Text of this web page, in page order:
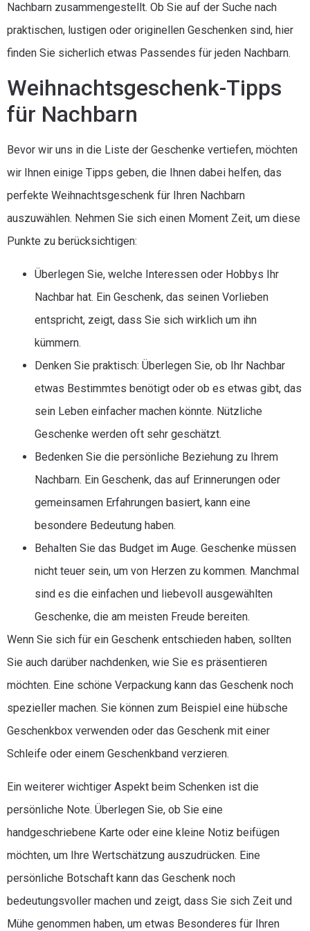
Nachbarn zusammengestellt. Ob Sie auf der Suche nach
praktischen, lustigen oder originellen Geschenken sind, hier
finden Sie sicherlich etwas Passendes für jeden Nachbarn.
Weihnachtsgeschenk-Tipps
für Nachbarn
Bevor wir uns in die Liste der Geschenke vertiefen, möchten
wir Ihnen einige Tipps geben, die Ihnen dabei helfen, das
perfekte Weihnachtsgeschenk für Ihren Nachbarn
auszuwählen. Nehmen Sie sich einen Moment Zeit, um diese
Punkte zu berücksichtigen:
Überlegen Sie, welche Interessen oder Hobbys Ihr
Nachbar hat. Ein Geschenk, das seinen Vorlieben
entspricht, zeigt, dass Sie sich wirklich um ihn
kümmern.
Denken Sie praktisch: Überlegen Sie, ob Ihr Nachbar
etwas Bestimmtes benötigt oder ob es etwas gibt, das
sein Leben einfacher machen könnte. Nützliche
Geschenke werden oft sehr geschätzt.
Bedenken Sie die persönliche Beziehung zu Ihrem
Nachbarn. Ein Geschenk, das auf Erinnerungen oder
gemeinsamen Erfahrungen basiert, kann eine
besondere Bedeutung haben.
Behalten Sie das Budget im Auge. Geschenke müssen
nicht teuer sein, um von Herzen zu kommen. Manchmal
sind es die einfachen und liebevoll ausgewählten
Geschenke, die am meisten Freude bereiten.
Wenn Sie sich für ein Geschenk entschieden haben, sollten
Sie auch darüber nachdenken, wie Sie es präsentieren
möchten. Eine schöne Verpackung kann das Geschenk noch
spezieller machen. Sie können zum Beispiel eine hübsche
Geschenkbox verwenden oder das Geschenk mit einer
Schleife oder einem Geschenkband verzieren.
Ein weiterer wichtiger Aspekt beim Schenken ist die
persönliche Note. Überlegen Sie, ob Sie eine
handgeschriebene Karte oder eine kleine Notiz beifügen
möchten, um Ihre Wertschätzung auszudrücken. Eine
persönliche Botschaft kann das Geschenk noch
bedeutungsvoller machen und zeigt, dass Sie sich Zeit und
Mühe genommen haben, um etwas Besonderes für Ihren